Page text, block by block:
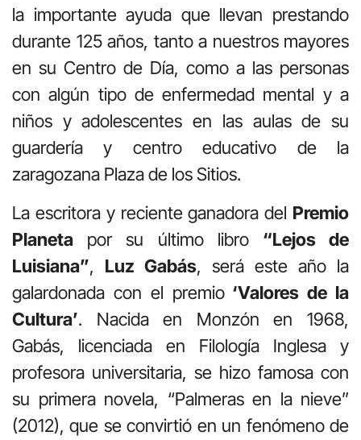
la importante ayuda que llevan prestando
durante 125 años, tanto a nuestros mayores
en su Centro de Día, como a las personas
con algún tipo de enfermedad mental y a
niños y adolescentes en las aulas de su
guardería y centro educativo de la
zaragozana Plaza de los Sitios.
La escritora y reciente ganadora del Premio
Planeta por su último libro “Lejos de
Luisiana”, Luz Gabás, será este año la
galardonada con el premio‘Valores de la
Cultura’. Nacida en Monzón en 1968,
Gabás, licenciada en Filología Inglesa y
profesora universitaria, se hizo famosa con
su primera novela, “Palmeras en la nieve”
(2012), que se convirtió en un fenómeno de